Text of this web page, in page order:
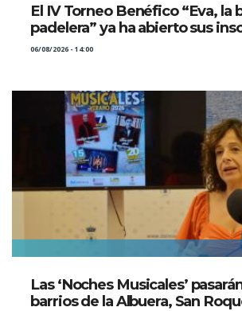
El IV Torneo Benéfico “Eva, la
padelera” ya ha abierto sus
06/08/2026 - 14:00
Las ‘Noches Musicales’
barrios de la Albuera, San